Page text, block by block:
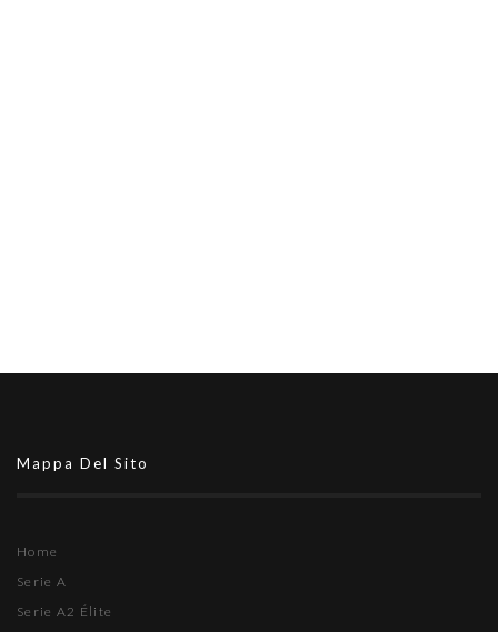
Mappa Del Sito
Home
Serie A
Serie A2 Élite